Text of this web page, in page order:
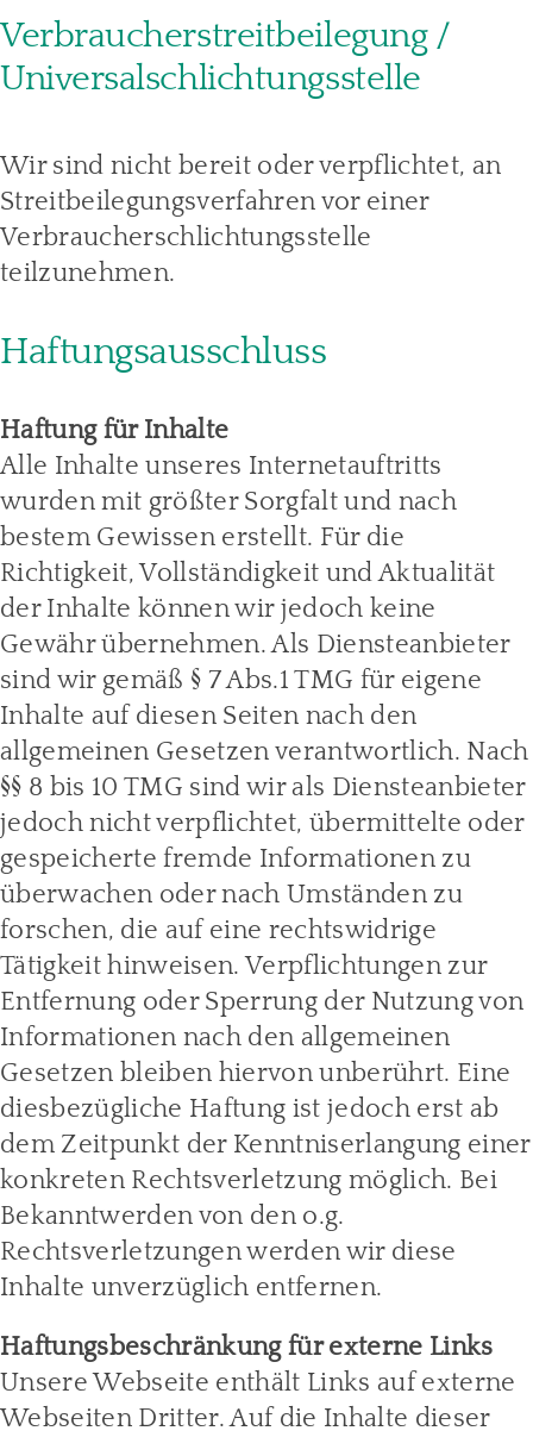
Verbraucherstreitbeilegung /
Universalschlichtungsstelle
Wir sind nicht bereit oder verpflichtet, an
Streitbeilegungsverfahren vor einer
Verbraucherschlichtungsstelle
teilzunehmen.
Haftungsausschluss
Haftung für Inhalte
Alle Inhalte unseres Internetauftritts
wurden mit größter Sorgfalt und nach
bestem Gewissen erstellt. Für die
Richtigkeit, Vollständigkeit und Aktualität
der Inhalte können wir jedoch keine
Gewähr übernehmen. Als Diensteanbieter
sind wir gemäß § 7 Abs.1 TMG für eigene
Inhalte auf diesen Seiten nach den
allgemeinen Gesetzen verantwortlich. Nach
§§ 8 bis 10 TMG sind wir als Diensteanbieter
jedoch nicht verpflichtet, übermittelte oder
gespeicherte fremde Informationen zu
überwachen oder nach Umständen zu
forschen, die auf eine rechtswidrige
Tätigkeit hinweisen. Verpflichtungen zur
Entfernung oder Sperrung der Nutzung von
Informationen nach den allgemeinen
Gesetzen bleiben hiervon unberührt. Eine
diesbezügliche Haftung ist jedoch erst ab
dem Zeitpunkt der Kenntniserlangung einer
konkreten Rechtsverletzung möglich. Bei
Bekanntwerden von den o.g.
Rechtsverletzungen werden wir diese
Inhalte unverzüglich entfernen.
Haftungsbeschränkung für externe Links
Unsere Webseite enthält Links auf externe
Webseiten Dritter. Auf die Inhalte dieser